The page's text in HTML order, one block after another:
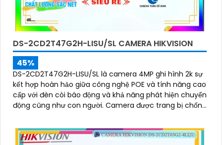
DS-2CD2T47G2H-LISU/SL CAMERA HIKVISION
45%
DS-2CD2T47G2H-LISU/SL là camera 4MP ghi hình 2k sự
kết hợp hoàn hảo giữa công nghệ POE và tính năng cao
cấp với đèn còi báo động và khả năng phát hiện chuyển
động cũng như con người. Camera được trang bị chống
kiện ánh sáng